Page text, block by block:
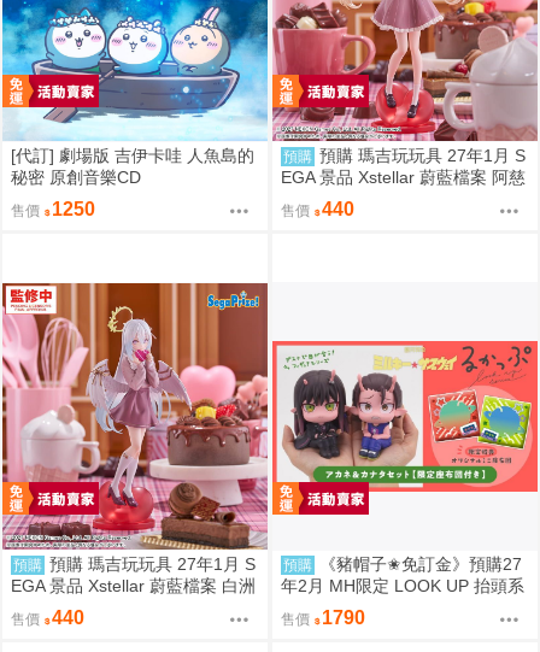
[代訂] 劇場版 吉伊卡哇 人魚島的
秘密 原創音樂CD
售價 1250
預購 預購 瑪吉玩玩具 27年1月 S
EGA 景品 Xstellar 蔚藍檔案 阿慈
谷日富美 ～Happy Valentine!!～
售價 440
預購 預購 瑪吉玩玩具 27年1月 S
EGA 景品 Xstellar 蔚藍檔案 白洲
梓 ～Happy Valentine!!～
售價 440
預購
《豬帽子✬免訂金》預購27
年2月 MH限定 LOOK UP 抬頭系
列 銀河特急Milky☆Subway 朱音
&鐵多 套組 0812
售價 1790